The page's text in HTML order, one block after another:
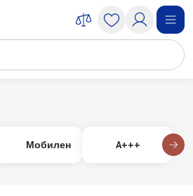
за апартамент
Мобилен A+++